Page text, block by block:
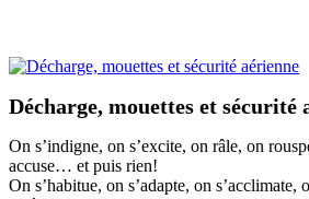
Décharge, mouettes et sécurité
On s’indigne, on s’excite, on râle, on
accuse… et puis rien!
On s’habitue, on s’adapte, on s’acclimate,